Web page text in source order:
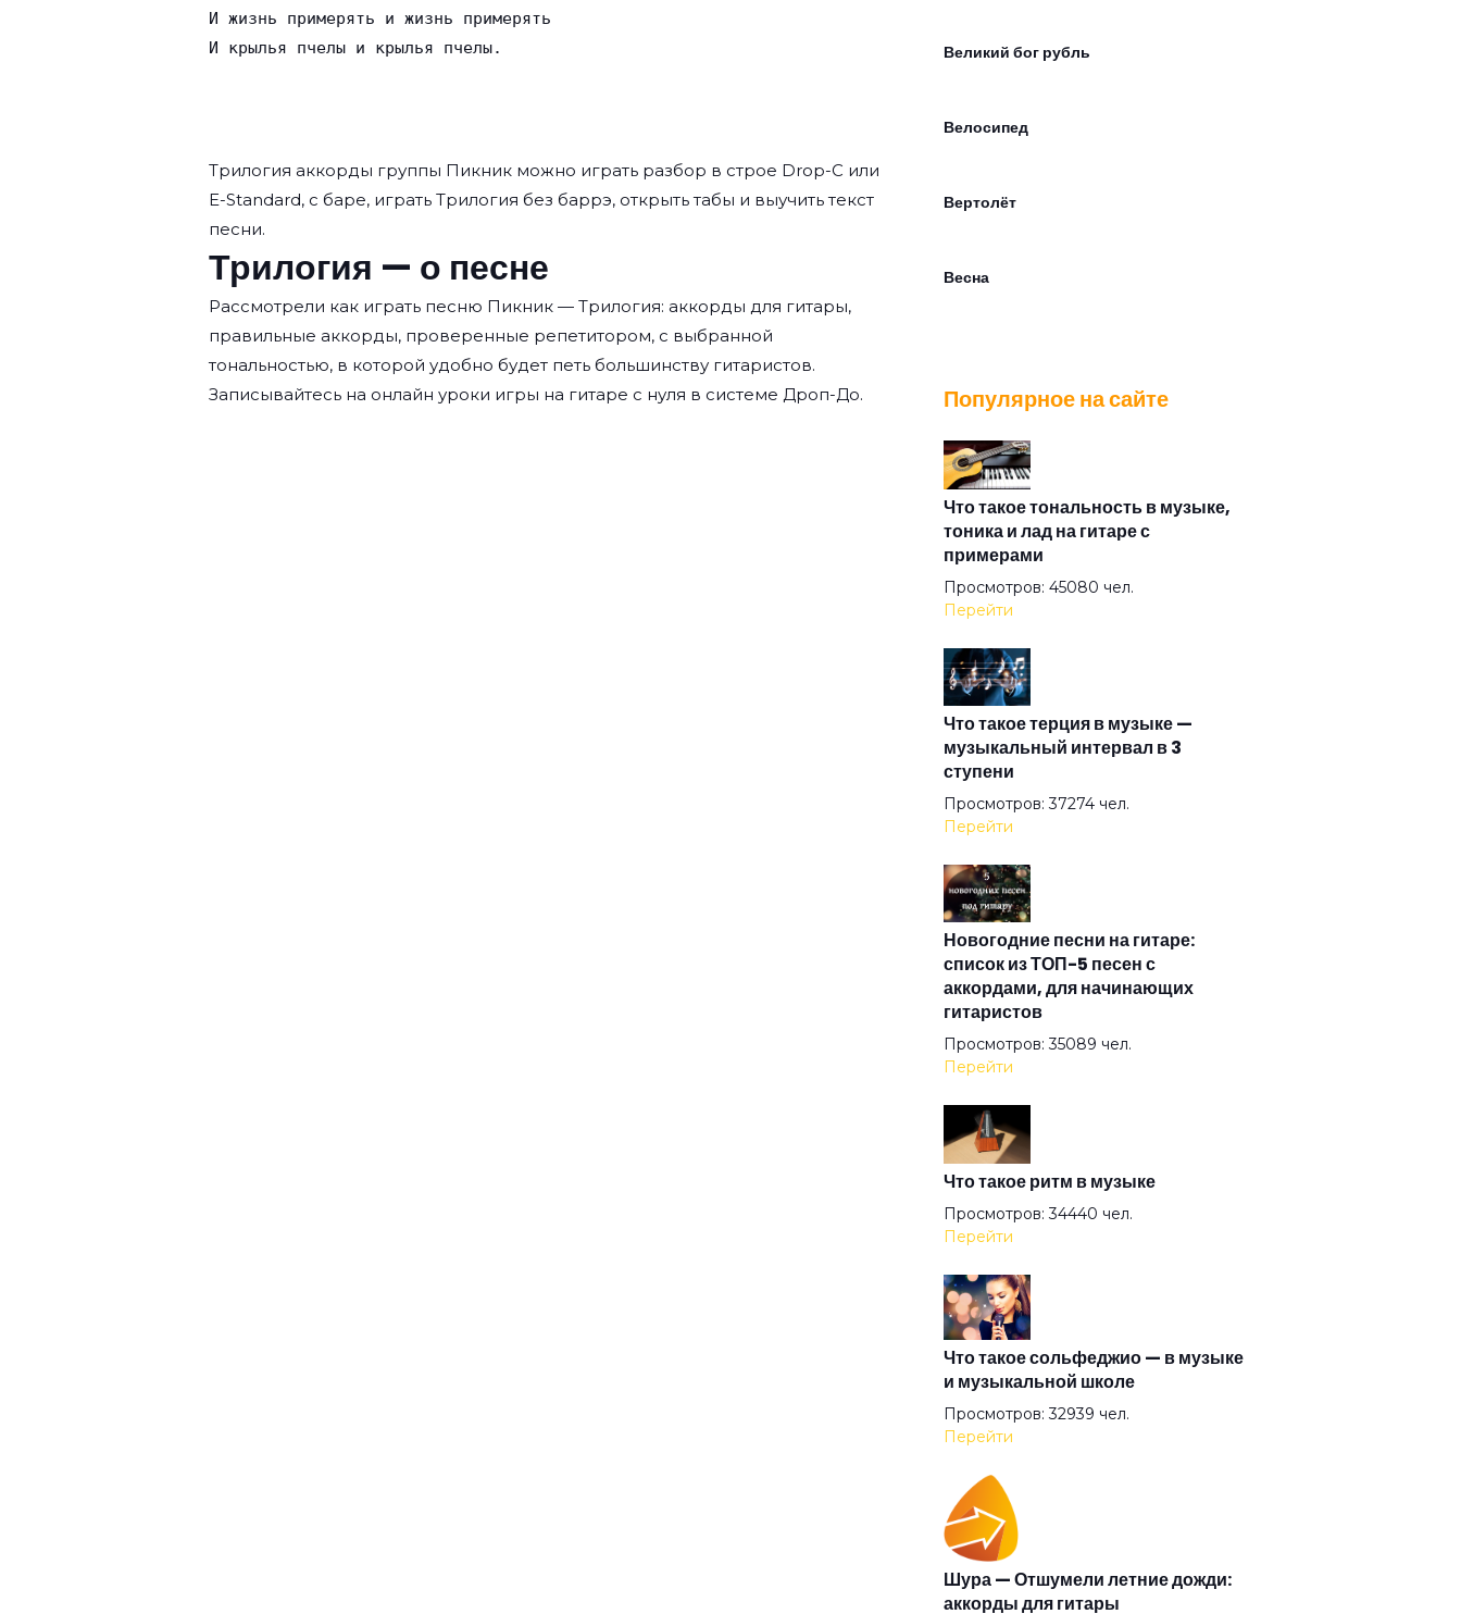
И жизнь примерять и жизнь примерять
И крылья пчелы и крылья пчелы.
Трилогия аккорды группы Пикник можно играть разбор в строе Drop-C или
E-Standard, с баре, играть Трилогия без баррэ, открыть табы и выучить текст
песни.
Трилогия — о песне
Рассмотрели как играть песню Пикник — Трилогия: аккорды для гитары,
правильные аккорды, проверенные репетитором, с выбранной
тональностью, в которой удобно будет петь большинству гитаристов.
Записывайтесь на онлайн уроки игры на гитаре с нуля в системе Дроп-До.
Великий бог рубль
Велосипед
Вертолёт
Весна
Взгляд туманный пьёт нирвану
Вот же это слово
Вот и тень моя...
Вот и я не иду до конца
Вплети меня в свое кружево
Все вокруг боятся радости паяца
Всё остальное дым
Всё хорошо!
Где душа летает
Герой
Гильотины сечение
Гиперболоид
Глаза очерчены углём
Говорит и показывает
Популярное на сайте
Что такое тональность в музыке,
тоника и лад на гитаре с
примерами
Просмотров: 45080 чел.
Перейти
Что такое терция в музыке —
музыкальный интервал в 3
ступени
Просмотров: 37274 чел.
Перейти
Новогодние песни на гитаре:
список из ТОП-5 песен с
аккордами, для начинающих
гитаристов
Просмотров: 35089 чел.
Перейти
Что такое ритм в музыке
Просмотров: 34440 чел.
Перейти
Что такое сольфеджио — в музыке
и музыкальной школе
Просмотров: 32939 чел.
Перейти
Шура — Отшумели летние дожди:
аккорды для гитары